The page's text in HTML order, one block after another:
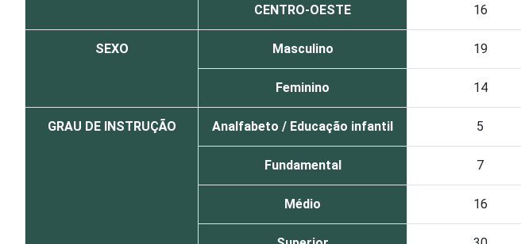
CENTRO-OESTE 16
SEXO Masculino 19
Feminino 14
GRAU DE INSTRUÇÃO Analfabeto / Educação infantil 5
Fundamental 7
Médio 16